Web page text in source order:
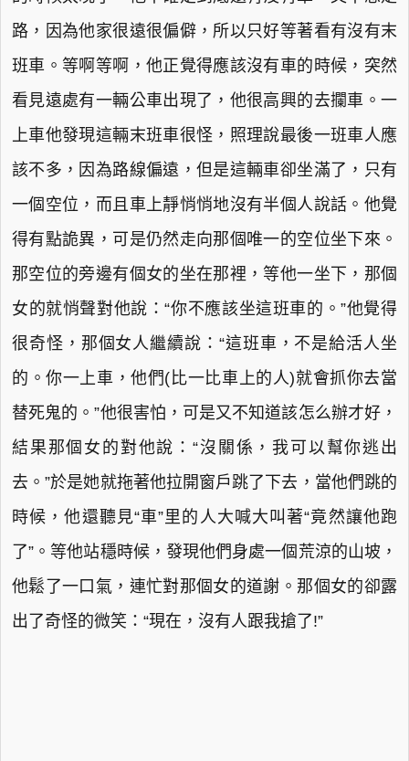
路，因為他家很遠很偏僻，所以只好等著看有沒有末
班車。等啊等啊，他正覺得應該沒有車的時候，突然
看見遠處有一輛公車出現了，他很高興的去攔車。一
上車他發現這輛末班車很怪，照理說最後一班車人應
該不多，因為路線偏遠，但是這輛車卻坐滿了，只有
一個空位，而且車上靜悄悄地沒有半個人說話。他覺
得有點詭異，可是仍然走向那個唯一的空位坐下來。
那空位的旁邊有個女的坐在那裡，等他一坐下，那個
女的就悄聲對他說：“你不應該坐這班車的。”他覺得
很奇怪，那個女人繼續說：“這班車，不是給活人坐
的。你一上車，他們(比一比車上的人)就會抓你去當
替死鬼的。”他很害怕，可是又不知道該怎么辦才好，
結果那個女的對他說：“沒關係，我可以幫你逃出
去。”於是她就拖著他拉開窗戶跳了下去，當他們跳的
時候，他還聽見“車”里的人大喊大叫著“竟然讓他跑
了”。等他站穩時候，發現他們身處一個荒涼的山坡，
他鬆了一口氣，連忙對那個女的道謝。那個女的卻露
出了奇怪的微笑：“現在，沒有人跟我搶了!”